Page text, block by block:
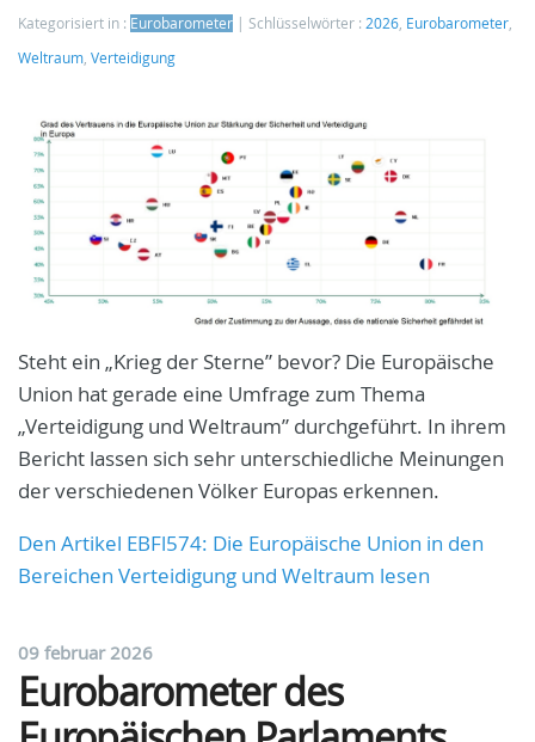
Kategorisiert in : Eurobarometer Schlüsselwörter : 2026, Eurobarometer,
Weltraum, Verteidigung
Steht ein „Krieg der Sterne” bevor? Die Europäische
Union hat gerade eine Umfrage zum Thema
„Verteidigung und Weltraum” durchgeführt. In ihrem
Bericht lassen sich sehr unterschiedliche Meinungen
der verschiedenen Völker Europas erkennen.
Den Artikel EBFl574: Die Europäische Union in den
Bereichen Verteidigung und Weltraum lesen
09 februar 2026
Eurobarometer des